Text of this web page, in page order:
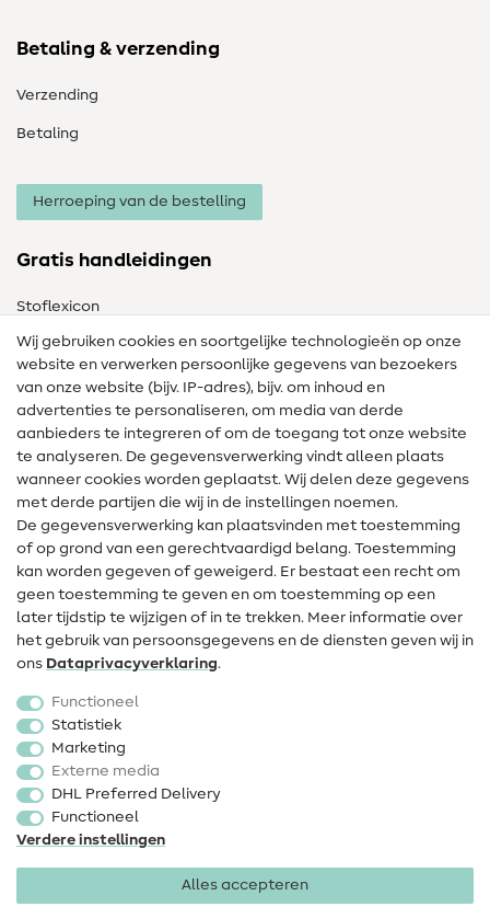
Betaling & verzending
Verzending
Betaling
Herroeping van de bestelling
Gratis handleidingen
Stoflexicon
Naailexicon
Gratis Naaipatronen
Hulp & contact
Contact
Wijziging van eigenaar
FAQ
Herroepingsrecht
Populair
Fournituren
Sale
Wij gebruiken cookies en soortgelijke technologieën op onze
website en verwerken persoonlijke gegevens van bezoekers
van onze website (bijv. IP-adres), bijv. om inhoud en
advertenties te personaliseren, om media van derde
aanbieders te integreren of om de toegang tot onze website
te analyseren. De gegevensverwerking vindt alleen plaats
wanneer cookies worden geplaatst. Wij delen deze gegevens
met derde partijen die wij in de instellingen noemen.
De gegevensverwerking kan plaatsvinden met toestemming
of op grond van een gerechtvaardigd belang. Toestemming
kan worden gegeven of geweigerd. Er bestaat een recht om
geen toestemming te geven en om toestemming op een
later tijdstip te wijzigen of in te trekken. Meer informatie over
het gebruik van persoonsgegevens en de diensten geven wij in
ons Data­privacy­verklaring.
Functioneel
Statistiek
Marketing
Externe media
DHL Preferred Delivery
Functioneel
Verdere instellingen
Alles accepteren
Colofon
Privacy Algemene voorwaarden